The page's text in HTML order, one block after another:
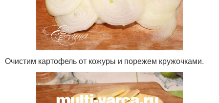
Очистим картофель от кожуры и порежем кружочками.